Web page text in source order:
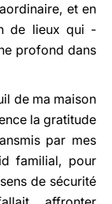
et en
de lieux qui -
profond dans
de ma maison
la gratitude
par mes
familial, pour
de sécurité